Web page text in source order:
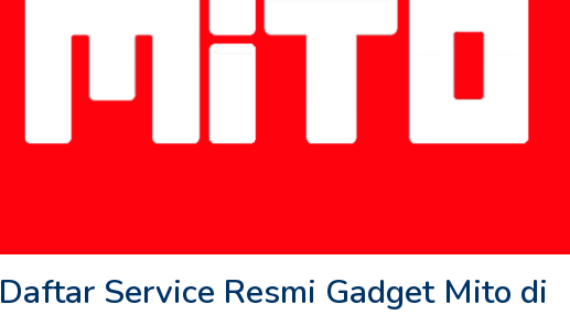
Daftar Service Resmi Gadget Mito di